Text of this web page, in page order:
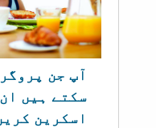
آپ جن
سکتے ہیں
اسکرین